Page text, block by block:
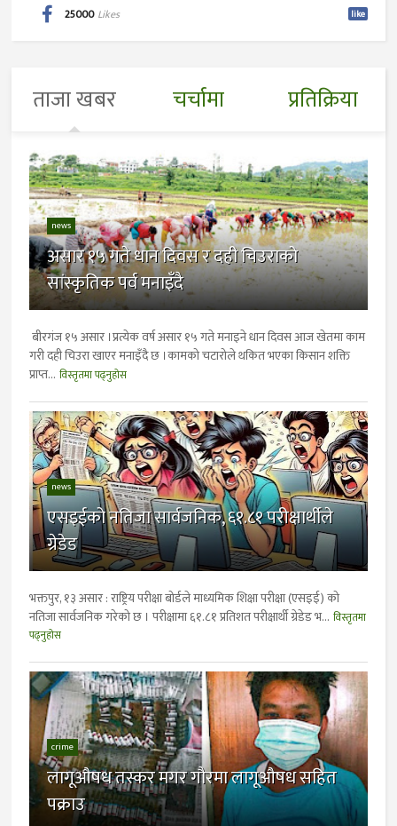
25000 Likes like
ताजा खबर चर्चामा प्रतिक्रिया
news
असार १५ गते धान दिवस र दही चिउराको
सांस्कृतिक पर्व मनाइँदै
बीरगंज १५ असार ।प्रत्येक वर्ष असार १५ गते मनाइने धान दिवस आज खेतमा काम
गरी दही चिउरा खाएर मनाइँदै छ ।कामको चटारोले थकित भएका किसान शक्ति
प्राप्त... विस्तृतमा पढ्नुहोस
news
एसइईको नतिजा सार्वजनिक, ६१.८१ परीक्षार्थीले
ग्रेडेड
भक्तपुर, १३ असार : राष्ट्रिय परीक्षा बोर्डले माध्यमिक शिक्षा परीक्षा (एसइई) को
नतिजा सार्वजनिक गरेको छ । परीक्षामा ६१.८१ प्रतिशत परीक्षार्थी ग्रेडेड भ... विस्तृतमा
पढ्नुहोस
crime
लागूऔषध तस्कर मगर गाैरमा लागूऔषध सहित
पक्राउ